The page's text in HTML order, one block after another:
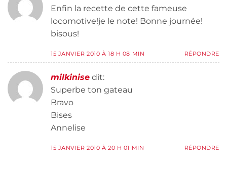
Enfin la recette de cette fameuse
locomotive!je le note! Bonne journée!
bisous!
15 JANVIER 2010 À 18 H 08 MIN RÉPONDRE
milkinise dit:
Superbe ton gateau
Bravo
Bises
Annelise
15 JANVIER 2010 À 20 H 01 MIN RÉPONDRE